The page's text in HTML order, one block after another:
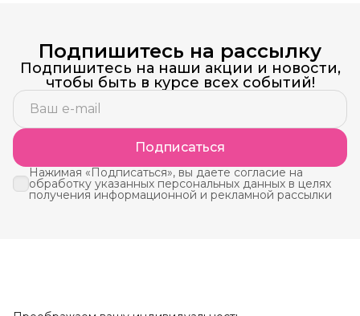
Подпишитесь на рассылку
Подпишитесь на наши акции и новости,
чтобы быть в курсе всех событий!
Подписаться
Нажимая «Подписаться», вы даете согласие на
обработку указанных персональных данных в целях
получения информационной и рекламной рассылки